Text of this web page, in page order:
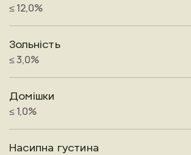
≤ 12,0%
Зольність
≤ 3,0%
Домішки
≤ 1,0%
Насипна густина